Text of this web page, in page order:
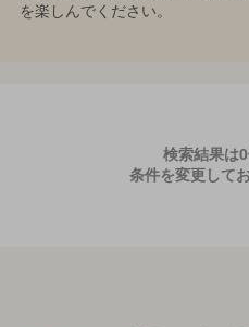
を楽しんでください。
検索結果は0
条件を変更して